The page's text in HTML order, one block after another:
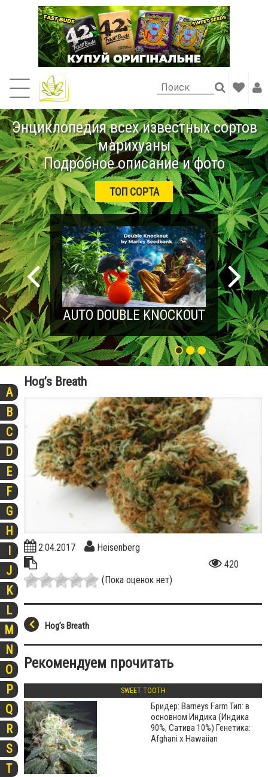
Энциклопедия всех известных сортов
марихуаны
Подробное описание и фото
ТОП СОРТА
AUTO DOUBLE KNOCKOUT
A
B
C
D
E
F
G
H
I
J
K
L
M
N
O
P
Q
R
S
T
Hog’s Breath
2.04.2017
Heisenberg
420
(Пока оценок нет)
Hog’s Breath
Рекомендуем прочитать
SWEET TOOTH
Бридер: Barneys Farm Тип: в
основном Индика (Индика
90%, Сатива 10%) Генетика:
Afghani x Hawaiian